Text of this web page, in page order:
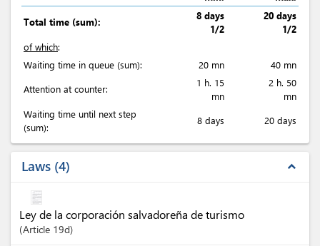
Total time (sum):
8 days
1/2
20 days
1/2
of which:
Waiting time in queue (sum):
20 mn
40 mn
Attention at counter:
1 h. 15
mn
2 h. 50
mn
Waiting time until next step
(sum):
8 days 20 days
Laws 4 expand_less
Ley de la corporación salvadoreña de turismo
Article 19d